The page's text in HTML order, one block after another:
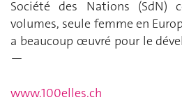
Société des Nations (SdN)
volumes, seule femme en
a beaucoup œuvré pour le
—
www.100elles.ch